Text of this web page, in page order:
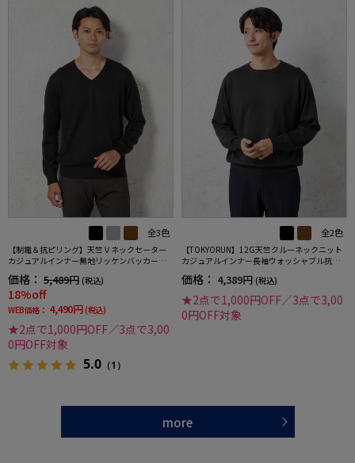
全3色
【制電＆抗ピリング】天竺Ｖネックセーター
カジュアルインナー無地リッケンバッカー秋
価格： 5,489円 (税込)
18%off
WEB価格： 4,490円 (税込)
★2点で1,000円OFF／3点で3,00
0円OFF対象
5.0 （1）
全2色
【TOKYORUN】12G天竺クルーネックニット
カジュアルインナー長袖ウォッシャブル抗ピ
価格： 4,389円 (税込)
★2点で1,000円OFF／3点で3,00
0円OFF対象
more